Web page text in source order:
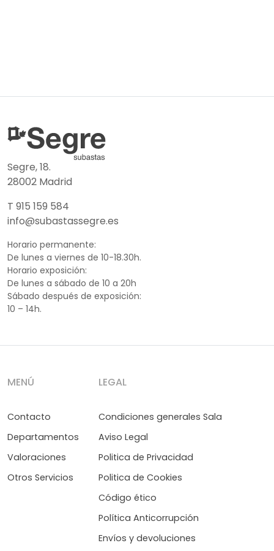
Segre, 18.
28002 Madrid
T 915 159 584
info@subastassegre.es
Horario permanente:
De lunes a viernes de 10-18.30h.
Horario exposición:
De lunes a sábado de 10 a 20h
Sábado después de exposición:
10 – 14h.
MENÚ
Contacto
Departamentos
Valoraciones
Otros Servicios
LEGAL
Condiciones generales Sala
Aviso Legal
Politica de Privacidad
Politica de Cookies
Código ético
Política Anticorrupción
Envíos y devoluciones